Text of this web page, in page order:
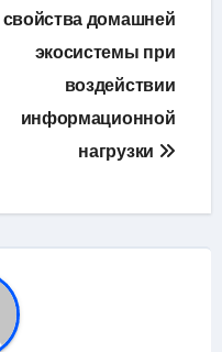
свойства домашней
экосистемы при
воздействии
информационной
нагрузки